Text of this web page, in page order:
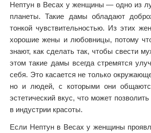
Нептун в Весах у женщины — одно из
планеты. Такие дамы обладают
тонкой чувствительностью. Из этих
хорошие жены и любовницы, потому
знают, как сделать так, чтобы свести
этом такие дамы всегда стремятся
себя. Это касается не только
но и людей, с которыми они
эстетический вкус, что может
в индустрии красоты.
Если Нептун в Весах у женщины